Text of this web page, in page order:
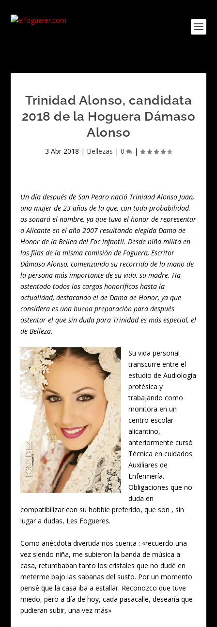
Trinidad Alonso, candidata
2018 de la Hoguera Dámaso
Alonso
3 Abr 2018 | Bellezas | 0 |
Un día después de San Pedro nació Trinidad Alonso Juan,
una mujer de 23 años de la que, con toda probabilidad,
os sonará el nombre, ya que tuvo el honor de representar
a Alicante en el año 2007 resultando elegida Dama de
Honor de la Bellea del Foc infantil. Desde niña milita en
las filas de la misma comisión de Foguera, Escritor
Dámaso Alonso, comenzando su recorrido de la mano de
la persona más importante de su vida, su madre. Ha
ostentado todos los cargos honoríficos hasta la
actualidad, destacando el de Dama de Honor, ya que
considera es una buena preparación para después
ostentar el que sin duda para Trinidad es más especial, el
de Belleza.
Su vida personal
transcurre entre el
estudio de Audiología
protésica y
trabajando como
monitora en un
centro escolar
alicantino,
anteriormente cursó
Técnica en cuidados
Auxiliares de
Enfermería.
Obligaciones que no
duda en
compatibilizar con su hobbie preferido, que son , sin
lugar a dudas, Les Fogueres.
Como anécdota divertida nos cuenta : «recuerdo una
vez siendo niña, me subieron la banda de música a
casa, retumbaban tanto los cristales que no dudé en
meterme bajo las sabanas del susto. Por un momento
pensé que la casa iba a estallar. Reconozco que tuve
miedo, pero a día de hoy, cada pasacalle, desearía que
pudieran subir, una vez más»